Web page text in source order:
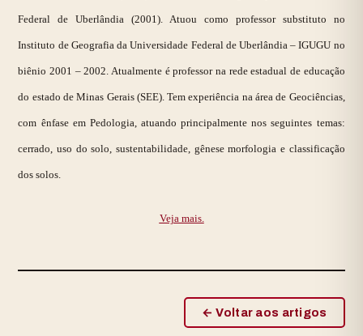
Federal de Uberlândia (2001). Atuou como professor substituto no
Instituto de Geografia da Universidade Federal de Uberlândia – IGUGU no
biênio 2001 – 2002. Atualmente é professor na rede estadual de educação
do estado de Minas Gerais (SEE). Tem experiência na área de Geociências,
com ênfase em Pedologia, atuando principalmente nos seguintes temas:
cerrado, uso do solo, sustentabilidade, gênese morfologia e classificação
dos solos.
Veja mais.
← Voltar aos artigos